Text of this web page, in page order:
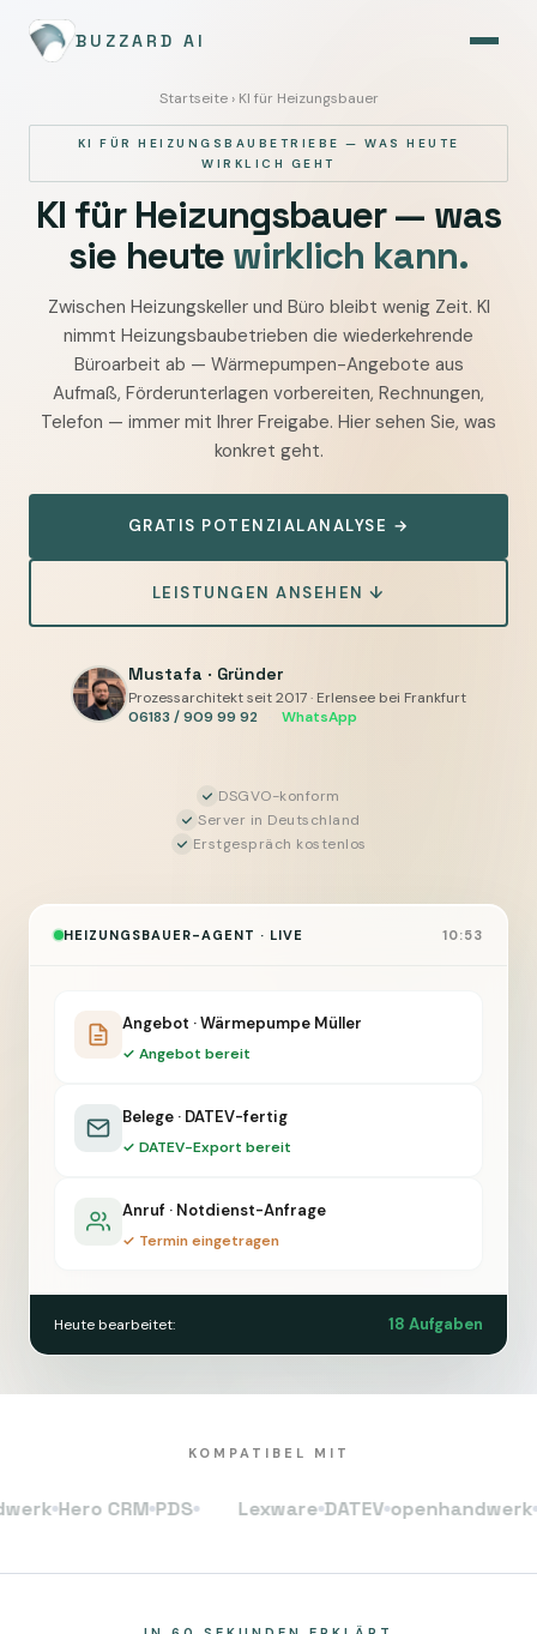
BUZZARD AI
Startseite› KI für Heizungsbauer
KI FÜR HEIZUNGSBAUBETRIEBE — WAS HEUTE
WIRKLICH GEHT
KI für Heizungsbauer — was
sie heute wirklich kann.
KI
für
Heizungsbaubetriebe
—
Wärmepumpen-
Rechnungen
und
Telefon
automatisieren
Human-
in-
Loop
Zwischen Heizungskeller und Büro bleibt wenig Zeit. KI
nimmt Heizungsbaubetrieben die wiederkehrende
Büroarbeit ab — Wärmepumpen-Angebote aus
Aufmaß, Förderunterlagen vorbereiten, Rechnungen,
Telefon — immer mit Ihrer Freigabe. Hier sehen Sie, was
konkret geht.
GRATIS POTENZIALANALYSE →
LEISTUNGEN ANSEHEN ↓
Mustafa · Gründer
Prozessarchitekt seit 2017 · Erlensee bei Frankfurt
06183 / 909 99 92
WhatsApp
DSGVO-konform
Server in Deutschland
Erstgespräch kostenlos
HEIZUNGSBAUER-AGENT · LIVE 10:53
Angebot · Wärmepumpe Müller
✓ Angebot bereit
Belege · DATEV-fertig
✓ DATEV-Export bereit
Anruf · Notdienst-Anfrage
✓ Termin eingetragen
Heute bearbeitet: 18 Aufgaben
KOMPATIBEL MIT
Hero CRM PDS Lexware DATEV openhandwerk Hero